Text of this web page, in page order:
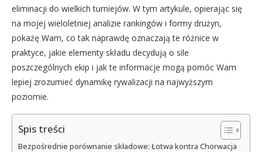
eliminacji do wielkich turniejów. W tym artykule, opierając się
na mojej wieloletniej analizie rankingów i formy drużyn,
pokażę Wam, co tak naprawdę oznaczają te różnice w
praktyce, jakie elementy składu decydują o sile
poszczególnych ekip i jak te informacje mogą pomóc Wam
lepiej zrozumieć dynamikę rywalizacji na najwyższym
poziomie.
Spis treści
Bezpośrednie porównanie składowe: Łotwa kontra Chorwacja